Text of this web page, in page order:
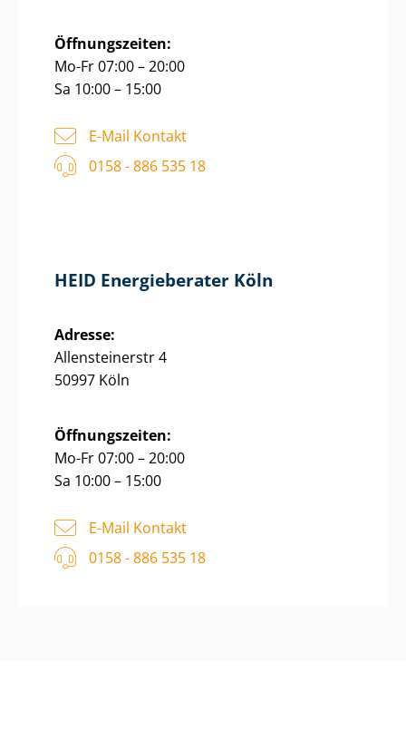
Öffnungszeiten:
Mo-Fr 07:00 – 20:00
Sa 10:00 – 15:00
E-Mail Kontakt
0158 - 886 535 18
HEID Energieberater Köln
Adresse:
Allensteinerstr 4
50997 Köln
Öffnungszeiten:
Mo-Fr 07:00 – 20:00
Sa 10:00 – 15:00
E-Mail Kontakt
0158 - 886 535 18